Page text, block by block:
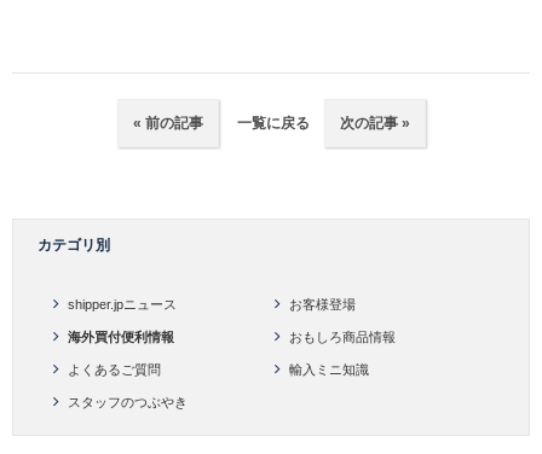
« 前の記事 一覧に戻る 次の記事 »
カテゴリ別
shipper.jpニュース お客様登場
海外買付便利情報 おもしろ商品情報
よくあるご質問 輸入ミニ知識
スタッフのつぶやき